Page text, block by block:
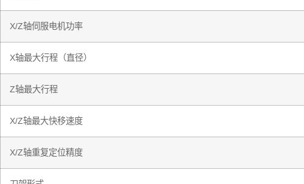
X/Z轴伺服电机功率
X轴最大行程（直径）
Z轴最大行程
X/Z轴最大快移速度
X/Z轴重复定位精度